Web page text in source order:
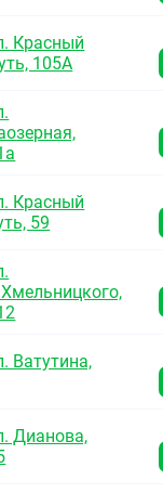
Красный
105А
Красный
59
Ватутина,
Дианова,